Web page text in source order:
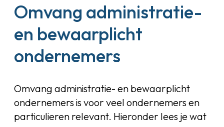
Omvang administratie-
en bewaarplicht
ondernemers
Omvang administratie- en bewaarplicht
ondernemers is voor veel ondernemers en
particulieren relevant. Hieronder lees je wat